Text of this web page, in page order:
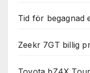
Tid för begagnad
Zeekr 7GT billig